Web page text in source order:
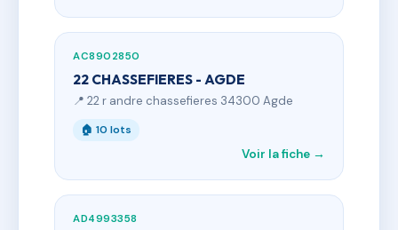
AC8902850
22 CHASSEFIERES - AGDE
📍 22 r andre chassefieres 34300 Agde
🏠 10 lots
Voir la fiche →
AD4993358